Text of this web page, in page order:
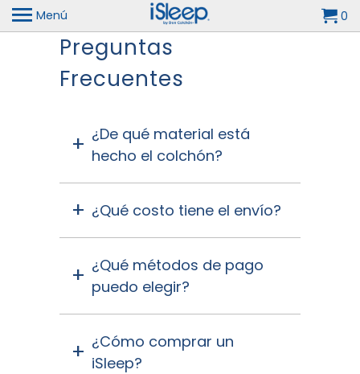
Menú 0
Preguntas
Frecuentes
¿De qué material está
hecho el colchón?
¿Qué costo tiene el envío?
¿Qué métodos de pago
puedo elegir?
¿Cómo comprar un
iSleep?